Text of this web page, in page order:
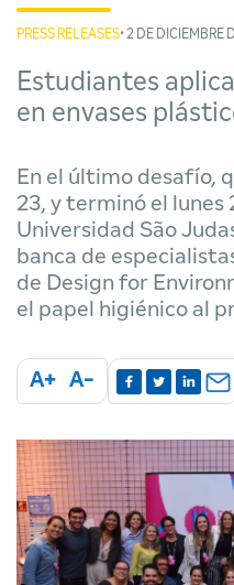
PRESS RELEASES• 2 DE DICIEMBRE
Estudiantes
en envases
En el último desafío,
23, y terminó el lunes
Universidad São
banca de
de Design for
el papel higiénico al
A+ A-